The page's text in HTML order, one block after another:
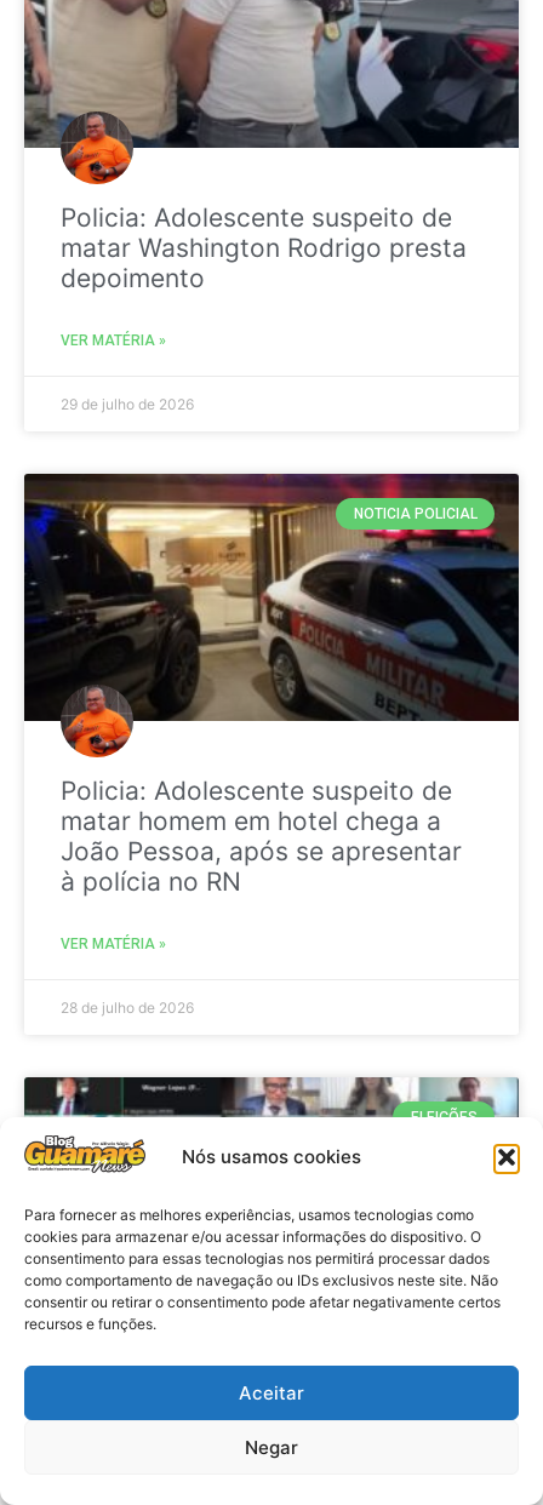
Nós usamos cookies
Para fornecer as melhores experiências, usamos tecnologias como
cookies para armazenar e/ou acessar informações do dispositivo. O
consentimento para essas tecnologias nos permitirá processar dados
como comportamento de navegação ou IDs exclusivos neste site. Não
consentir ou retirar o consentimento pode afetar negativamente certos
recursos e funções.
Aceitar
Negar
Policia: Adolescente suspeito de
matar Washington Rodrigo presta
depoimento
VER MATÉRIA »
29 de julho de 2026
NOTICIA POLICIAL
Policia: Adolescente suspeito de
matar homem em hotel chega a
João Pessoa, após se apresentar
à polícia no RN
VER MATÉRIA »
28 de julho de 2026
ELEIÇÕES
Eleições 2026: procuradores e
promotores eleitorais realizam
reunião de alinhamento no RN